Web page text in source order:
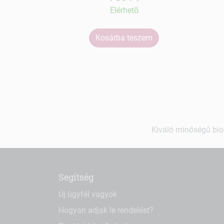
Elérhetõ
Kosárba teszem
Kiváló minőségű
Segítség
Új ügyfél vagyok
Hogyan adjak le rendelést?